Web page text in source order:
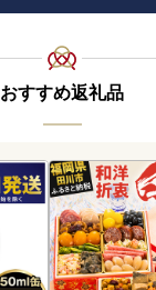
おすすめ返礼品